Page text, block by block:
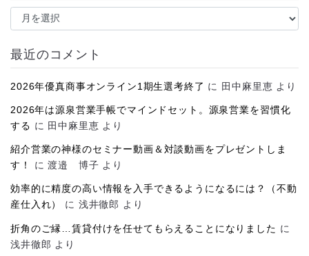
ア
イ
ブ
最近のコメント
2026年優真商事オンライン1期生選考終了 に 田中麻里恵 より
2026年は源泉営業手帳でマインドセット。源泉営業を習慣化
する に 田中麻里恵 より
紹介営業の神様のセミナー動画＆対談動画をプレゼントしま
す！
に渡邉 博子 より
効率的に精度の高い情報を入手できるようになるには？（不動
産仕入れ）
に 浅井徹郎 より
折角のご縁…賃貸付けを任せてもらえることになりました に
浅井徹郎 より